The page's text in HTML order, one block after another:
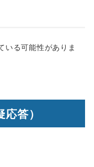
いる可能性がありま
答）